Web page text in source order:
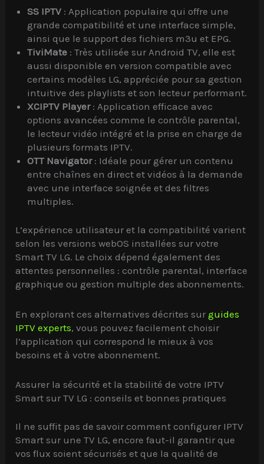
SS IPTV : Application populaire qui offre une
grande compatibilité et une interface simple,
ainsi que le support des fichiers m3u et EPG.
TiviMate : Très utilisée sur Android TV, elle est
aussi disponible en version compatible avec
certains modèles LG, appréciée pour sa gestion
intuitive des playlists et son lecteur performant.
XCIPTV Player: Application efficace avec
options avancées comme le contrôle parental,
le lecteur vidéo intégré et la prise en charge de
plusieurs formats IPTV.
OTT Navigator: Idéale pour gérer un contenu
entre chaînes en direct et vidéos à la demande
avec une interface soignée et des filtres
multiples.
L’expérience utilisateur et la compatibilité varient
selon les versions webOS installées sur votre
Smart TV LG. Le choix dépend également des
attentes personnelles : contrôle parental, interface
graphique ou gestion multiple des abonnements.
En explorant ces alternatives décrites surguides
IPTV experts, vous pouvez facilement choisir
l’application qui correspond le mieux à vos
besoins et à votre abonnement.
Assurer la sécurité et la stabilité de votre IPTV
Smart sur TV LG : conseils et bonnes pratiques
Il ne suffit pas de savoir comment configurer IPTV
Smart sur une TV LG, encore faut-il garantir que
vos flux soient sécurisés et que la qualité de